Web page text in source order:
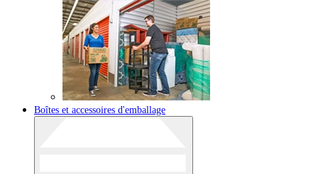
Boîtes et accessoires d'emballage